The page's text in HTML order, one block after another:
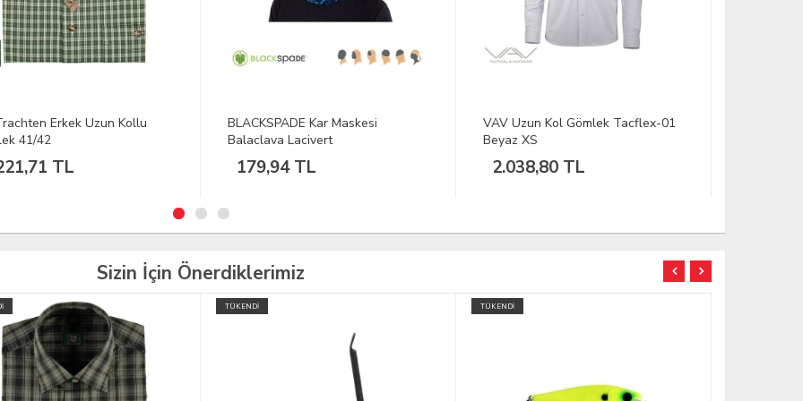
Kar Maskesi
Lacivert
TL
VAV Uzun Kol Gömlek Tacflex-01
Beyaz XS
2.038,80 TL
VAV SASPRO Kadın Kaz Tüyü
Şişme Mont Kırmızı M
2.038,80 TL
Sizin İçin Önerdiklerimiz
TÜKENDİ TÜKENDİ